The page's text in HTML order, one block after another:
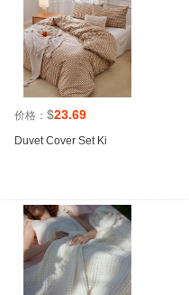
价格： $23.69
Duvet Cover Set Ki